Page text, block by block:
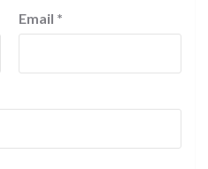
Email *